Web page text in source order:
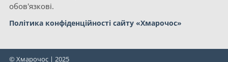
обов'язкові.
Політика конфіденційності сайту «Хмарочос»
© Хмарочос | 2025